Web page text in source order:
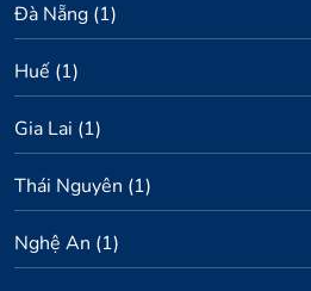
Đà Nẵng (1)
Huế (1)
Gia Lai (1)
Thái Nguyên (1)
Nghệ An (1)